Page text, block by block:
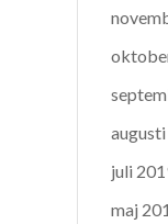
juli
maj